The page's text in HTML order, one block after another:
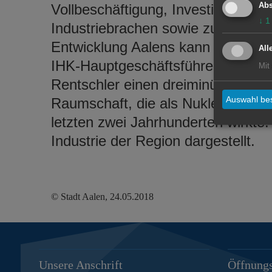
Vollbeschäftigung, Investitionen
Industriebrachen sowie zur
Entwicklung Aalens kann als
IHK-Hauptgeschäftsführerin
Rentschler einen dreiminütigen
Raumschaft, die als Nukleus für
letzten zwei Jahrhunderten
Industrie der Region dargestellt.
© Stadt Aalen, 24.05.2018
Unsere Anschrift
↓ 1
Mit
Auswahl